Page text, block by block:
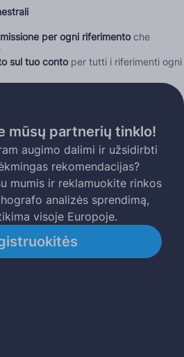
per ogni riferimento che
sul tuo conto per tutti i riferimenti ogni
mūsų partnerių tinklo!
augimo dalimi ir užsidirbti
rekomendacijas?
mumis ir reklamuokite rinkos
analizės sprendimą,
visoje Europoje.